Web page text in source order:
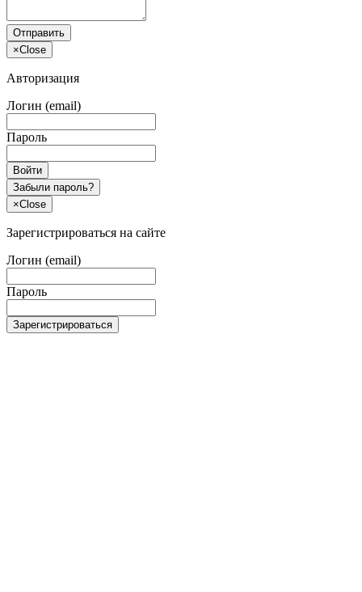
Отправить
×Close
Авторизация
Логин (email)
Пароль
Войти
Забыли пароль?
×Close
Зарегистрироваться на сайте
Логин (email)
Пароль
Зарегистрироваться